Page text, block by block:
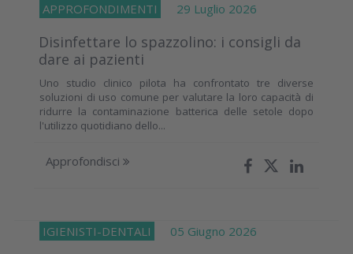
APPROFONDIMENTI 29 Luglio 2026
Disinfettare lo spazzolino: i consigli da
dare ai pazienti
Uno studio clinico pilota ha confrontato tre diverse
soluzioni di uso comune per valutare la loro capacità di
ridurre la contaminazione batterica delle setole dopo
l'utilizzo quotidiano dello...
Approfondisci
IGIENISTI-DENTALI 05 Giugno 2026